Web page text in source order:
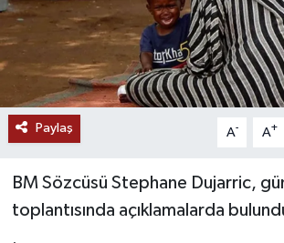
Paylaş A- A+
BM Sözcüsü Stephane Dujarric,
toplantısında açıklamalarda